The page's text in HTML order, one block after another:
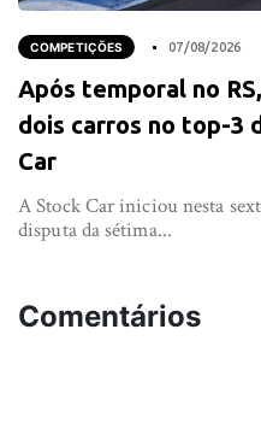
COMPETIÇÕES 07/08/2026
Após temporal no
dois carros no top-3
Car
A Stock Car iniciou nesta
disputa da sétima...
Comentários